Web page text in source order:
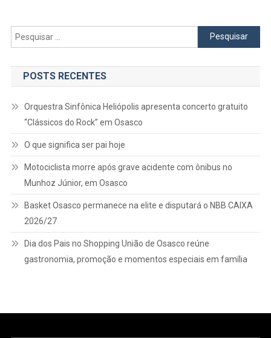
Pesquisar
por:
POSTS RECENTES
Orquestra Sinfônica Heliópolis apresenta concerto gratuito
“Clássicos do Rock” em Osasco
O que significa ser pai hoje
Motociclista morre após grave acidente com ônibus no
Munhoz Júnior, em Osasco
Basket Osasco permanece na elite e disputará o NBB CAIXA
2026/27
Dia dos Pais no Shopping União de Osasco reúne
gastronomia, promoção e momentos especiais em família